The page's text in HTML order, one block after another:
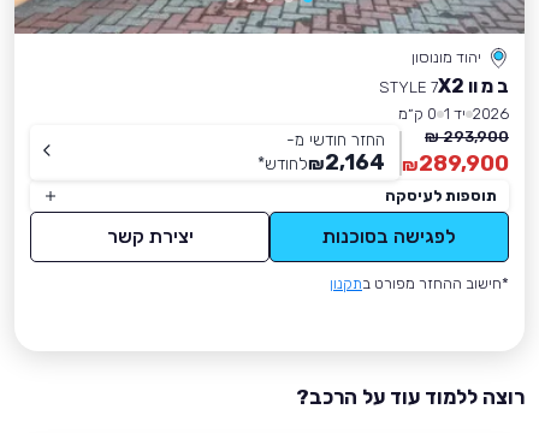
יהוד מונוסון
ב מ וו X2
STYLE 7
2026 יד 1
0 ק״מ
293,900 ₪
289,900
₪
החזר חודשי מ-
2,164
₪לחודש*
תוספות לעיסקה
לפגישה בסוכנות יצירת קשר
*חישוב ההחזר מפורט בתקנון
רוצה ללמוד עוד על הרכב?